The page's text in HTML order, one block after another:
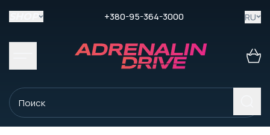
+380-95-364-3000 RU